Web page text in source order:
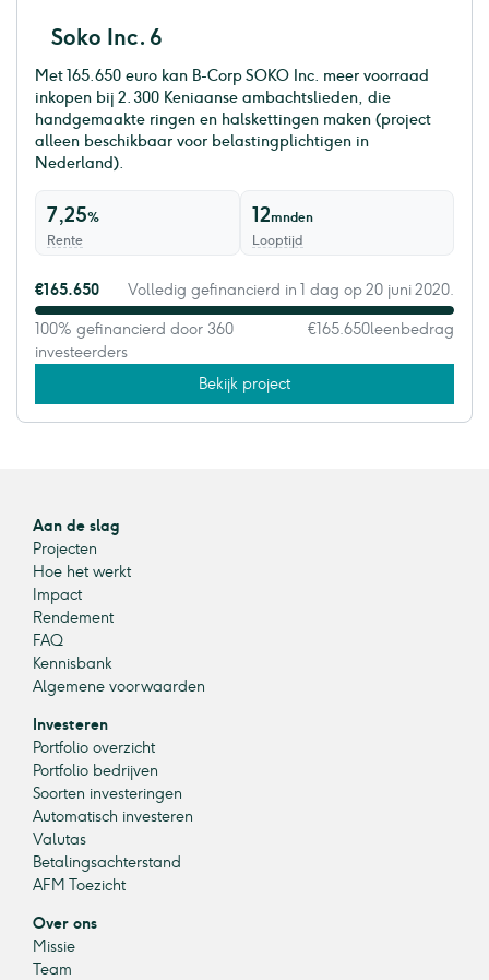
Soko Inc. 6
Met 165.650 euro kan B-Corp SOKO Inc. meer voorraad
inkopen bij 2.300 Keniaanse ambachtslieden, die
handgemaakte ringen en halskettingen maken (project
alleen beschikbaar voor belastingplichtigen in
Nederland).
7,25%
Rente
12mnden
Looptijd
€165.650 Volledig gefinancierd in 1 dag op 20 juni 2020.
100% gefinancierd door 360
investeerders
€165.650leenbedrag
Bekijk project
Aan de slag
Projecten
Hoe het werkt
Impact
Rendement
FAQ
Kennisbank
Algemene voorwaarden
Investeren
Portfolio overzicht
Portfolio bedrijven
Soorten investeringen
Automatisch investeren
Valutas
Betalingsachterstand
AFM Toezicht
Over ons
Missie
Team